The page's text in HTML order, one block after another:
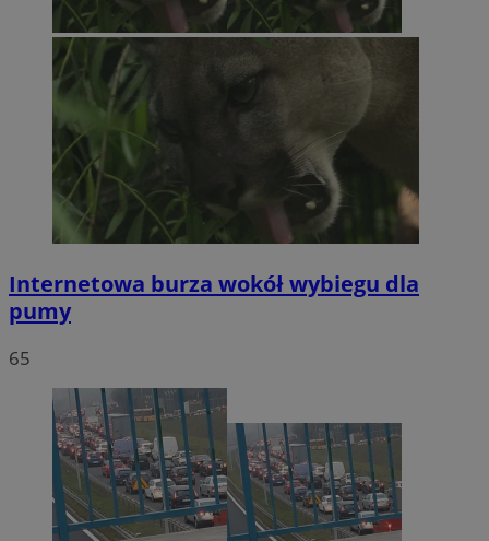
Internetowa burza wokół wybiegu dla
pumy
65